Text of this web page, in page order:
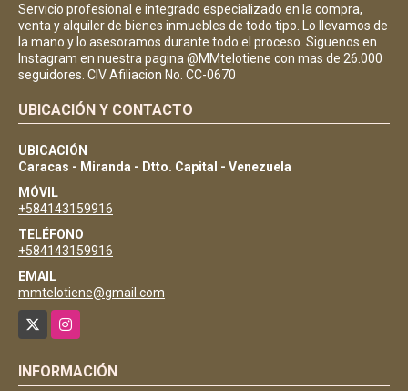
Servicio profesional e integrado especializado en la compra,
venta y alquiler de bienes inmuebles de todo tipo. Lo llevamos de
la mano y lo asesoramos durante todo el proceso. Siguenos en
Instagram en nuestra pagina @MMtelotiene con mas de 26.000
seguidores. CIV Afiliacion No. CC-0670
UBICACIÓN Y CONTACTO
UBICACIÓN
Caracas - Miranda - Dtto. Capital - Venezuela
MÓVIL
+584143159916
TELÉFONO
+584143159916
EMAIL
mmtelotiene@gmail.com
Instagram
INFORMACIÓN